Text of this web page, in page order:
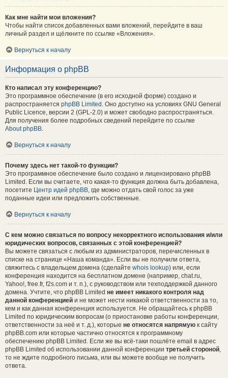
Как мне найти мои вложения?
Чтобы найти список добавленных вами вложений, перейдите в ваш
личный раздел и щёлкните по ссылке «Вложения».
Вернуться к началу
Информация о phpBB
Кто написал эту конференцию?
Это программное обеспечение (в его исходной форме) создано и
распространяется phpBB Limited . Оно доступно на условиях GNU General
Public Licence, версии 2 (GPL-2.0) и может свободно распространяться.
Для получения более подробных сведений перейдите по ссылке
About phpBB.
Вернуться к началу
Почему здесь нет такой-то функции?
Это программное обеспечение было создано и лицензировано phpBB
Limited. Если вы считаете, что какая-то функция должна быть добавлена,
посетите Центр идей phpBB, где можно отдать свой голос за уже
поданные идеи или предложить собственные.
Вернуться к началу
С кем можно связаться по вопросу некорректного использования и/или
юридических вопросов, связанных с этой конференцией?
Вы можете связаться с любым из администраторов, перечисленных в
списке на странице «Наша команда». Если вы не получили ответа,
свяжитесь с владельцем домена (сделайте whois lookup) или, если
конференция находится на бесплатном домене (например, chat.ru,
Yahoo!, free.fr, f2s.com и т. п.), с руководством или техподдержкой данного
домена. Учтите, что phpBB Limited не имеет никакого контроля над
данной конференцией и не может нести никакой ответственности за то,
кем и как данная конференция используется. Не обращайтесь к phpBB
Limited по юридическим вопросам (о приостановке работы конференции,
ответственности за неё и т. д.), которые не относятся напрямую к сайту
phpBB.com или которые частично относятся к программному
обеспечению phpBB Limited. Если же вы всё-таки пошлёте email в адрес
phpBB Limited об использовании данной конференции третьей стороной,
то не ждите подробного письма, или вы можете вообще не получить
ответа.